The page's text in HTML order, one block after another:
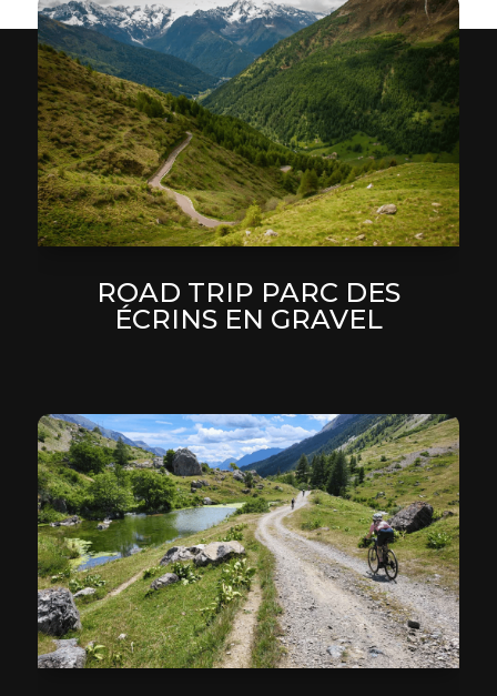
ROAD TRIP PARC DES
ÉCRINS EN GRAVEL